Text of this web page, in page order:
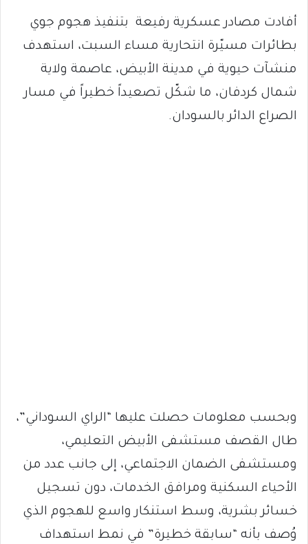
أفادت مصادر عسكرية رفيعة بتنفيذ هجوم جوي
بطائرات مسيّرة انتحارية مساء السبت، استهدف
منشآت حيوية في مدينة الأبيض، عاصمة ولاية
شمال كردفان، ما شكّل تصعيداً خطيراً في مسار
الصراع الدائر بالسودان.
وبحسب معلومات حصلت عليها “الراي السوداني”،
طال القصف مستشفى الأبيض التعليمي،
ومستشفى الضمان الاجتماعي، إلى جانب عدد من
الأحياء السكنية ومرافق الخدمات، دون تسجيل
خسائر بشرية، وسط استنكار واسع للهجوم الذي
وُصف بأنه “سابقة خطيرة” في نمط استهداف